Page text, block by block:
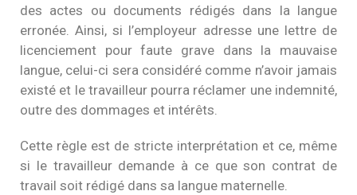
des actes ou documents rédigés dans la langue
erronée. Ainsi, si l’employeur adresse une lettre de
licenciement pour faute grave dans la mauvaise
langue, celui-ci sera considéré comme n’avoir jamais
existé et le travailleur pourra réclamer une indemnité,
outre des dommages et intérêts.
Cette règle est de stricte interprétation et ce, même
si le travailleur demande à ce que son contrat de
travail soit rédigé dans sa langue maternelle.